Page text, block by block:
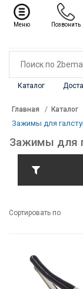
Каталог
Каталог ✖
Главная Каталог
Зажимы для
Зажимы для
Сортировать по
Меню Позвонить